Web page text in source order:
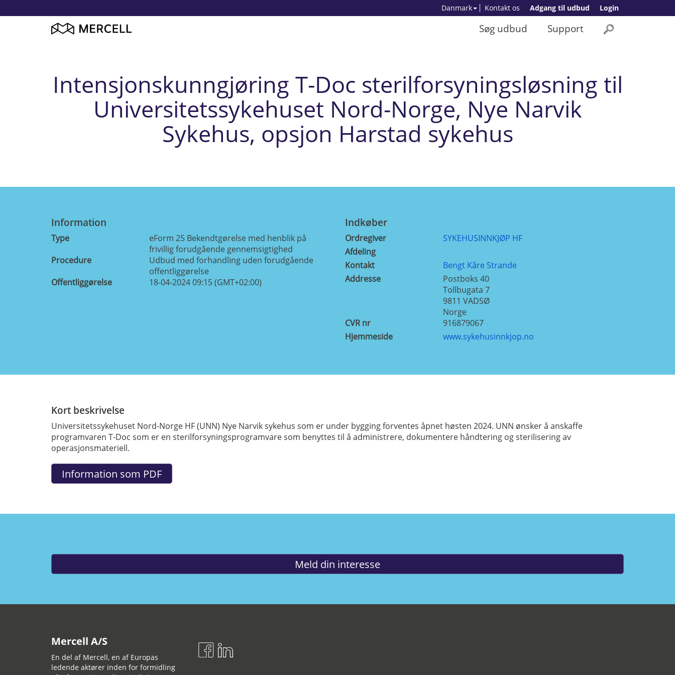
Login
Adgang til udbud
Kontakt os
Danmark
Support
Søg udbud
Intensjonskunngjøring T-Doc sterilforsyningsløsning til
Universitetssykehuset Nord-Norge, Nye Narvik
Sykehus, opsjon Harstad sykehus
Information
Type
eForm 25 Bekendtgørelse med henblik på
frivillig forudgående gennemsigtighed
Procedure
Udbud med forhandling uden forudgående
offentliggørelse
Offentliggørelse
18-04-2024 09:15 (GMT+02:00)
Indkøber
Ordregiver
SYKEHUSINNKJØP HF
Afdeling
Kontakt
Bengt Kåre Strande
Addresse
Postboks 40
Tollbugata 7
9811 VADSØ
Norge
CVR nr
916879067
Hjemmeside
www.sykehusinnkjop.no
Kort beskrivelse
Universitetssykehuset Nord-Norge HF (UNN) Nye Narvik sykehus som er under bygging forventes åpnet høsten 2024. UNN ønsker å anskaffe
programvaren T-Doc som er en sterilforsyningsprogramvare som benyttes til å administrere, dokumentere håndtering og sterilisering av
operasjonsmateriell.
Mercell A/S
En del af Mercell, en af Europas
ledende aktører inden for formidling